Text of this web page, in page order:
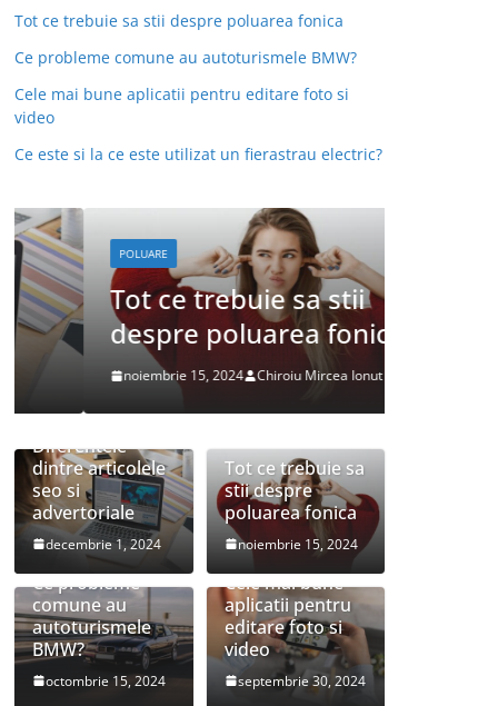
Tot ce trebuie sa stii despre poluarea fonica
Ce probleme comune au autoturismele BMW?
Cele mai bune aplicatii pentru editare foto si
video
Ce este si la ce este utilizat un fierastrau electric?
POLUARE
Tot ce trebuie sa stii
despre poluarea fonica
noiembrie 15, 2024 Chiroiu Mircea Ionut
Diferentele
dintre articolele
seo si
advertoriale
decembrie 1, 2024
Tot ce trebuie sa
stii despre
poluarea fonica
noiembrie 15, 2024
Ce probleme
comune au
autoturismele
BMW?
octombrie 15, 2024
Cele mai bune
aplicatii pentru
editare foto si
video
septembrie 30, 2024